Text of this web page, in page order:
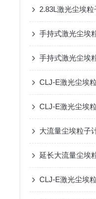
大流量尘埃粒子